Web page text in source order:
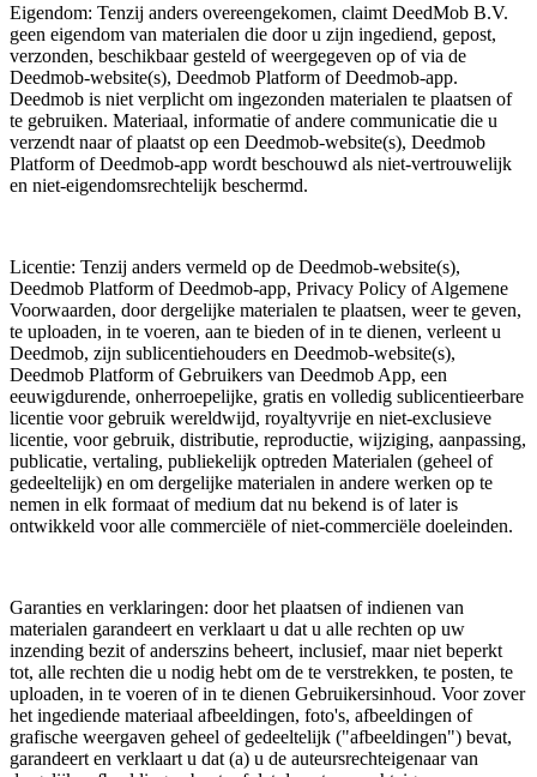
Eigendom: Tenzij anders overeengekomen, claimt DeedMob B.V.
geen eigendom van materialen die door u zijn ingediend, gepost,
verzonden, beschikbaar gesteld of weergegeven op of via de
Deedmob-website(s), Deedmob Platform of Deedmob-app.
Deedmob is niet verplicht om ingezonden materialen te plaatsen of
te gebruiken. Materiaal, informatie of andere communicatie die u
verzendt naar of plaatst op een Deedmob-website(s), Deedmob
Platform of Deedmob-app wordt beschouwd als niet-vertrouwelijk
en niet-eigendomsrechtelijk beschermd.
Licentie: Tenzij anders vermeld op de Deedmob-website(s),
Deedmob Platform of Deedmob-app, Privacy Policy of Algemene
Voorwaarden, door dergelijke materialen te plaatsen, weer te geven,
te uploaden, in te voeren, aan te bieden of in te dienen, verleent u
Deedmob, zijn sublicentiehouders en Deedmob-website(s),
Deedmob Platform of Gebruikers van Deedmob App, een
eeuwigdurende, onherroepelijke, gratis en volledig sublicentieerbare
licentie voor gebruik wereldwijd, royaltyvrije en niet-exclusieve
licentie, voor gebruik, distributie, reproductie, wijziging, aanpassing,
publicatie, vertaling, publiekelijk optreden Materialen (geheel of
gedeeltelijk) en om dergelijke materialen in andere werken op te
nemen in elk formaat of medium dat nu bekend is of later is
ontwikkeld voor alle commerciële of niet-commerciële doeleinden.
Garanties en verklaringen: door het plaatsen of indienen van
materialen garandeert en verklaart u dat u alle rechten op uw
inzending bezit of anderszins beheert, inclusief, maar niet beperkt
tot, alle rechten die u nodig hebt om de te verstrekken, te posten, te
uploaden, in te voeren of in te dienen Gebruikersinhoud. Voor zover
het ingediende materiaal afbeeldingen, foto's, afbeeldingen of
grafische weergaven geheel of gedeeltelijk ("afbeeldingen") bevat,
garandeert en verklaart u dat (a) u de auteursrechteigenaar van